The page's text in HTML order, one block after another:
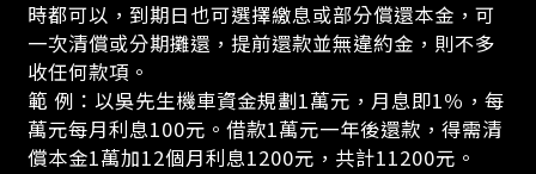
時都可以，到期日也可選擇繳息或部分償還本金，可
一次清償或分期攤還，提前還款並無違約金，則不多
收任何款項。
範 例：以吳先生機車資金規劃1萬元，月息即1％，每
萬元每月利息100元。借款1萬元一年後還款，得需清
償本金1萬加12個月利息1200元，共計11200元。